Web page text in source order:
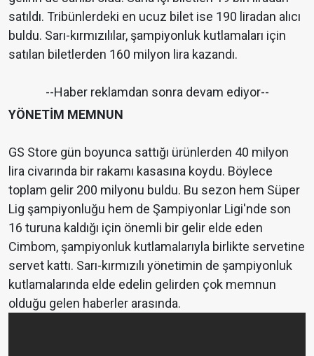
satıldı. Tribünlerdeki en ucuz bilet ise 190 liradan alıcı
buldu. Sarı-kırmızılılar, şampiyonluk kutlamaları için
satılan biletlerden 160 milyon lira kazandı.
--Haber reklamdan sonra devam ediyor--
YÖNETİM MEMNUN
GS Store gün boyunca sattığı ürünlerden 40 milyon
lira civarında bir rakamı kasasına koydu. Böylece
toplam gelir 200 milyonu buldu. Bu sezon hem Süper
Lig şampiyonluğu hem de Şampiyonlar Ligi'nde son
16 turuna kaldığı için önemli bir gelir elde eden
Cimbom, şampiyonluk kutlamalarıyla birlikte servetine
servet kattı. Sarı-kırmızılı yönetimin de şampiyonluk
kutlamalarında elde edelin gelirden çok memnun
olduğu gelen haberler arasında.